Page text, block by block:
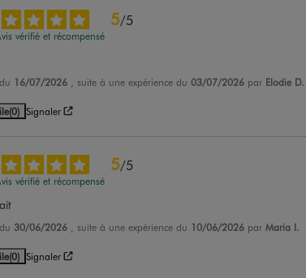
5/5
vérifié et récompensé
16/07/2026 , suite à une expérience du 03/07/2026 par Elodie D.
(0) Signaler
5/5
vérifié et récompensé
30/06/2026 , suite à une expérience du 10/06/2026 par Maria I.
(0) Signaler